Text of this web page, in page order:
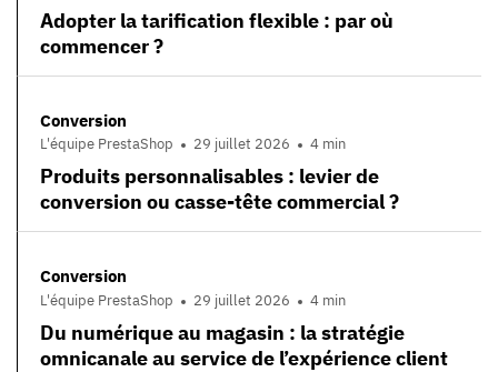
Adopter la tarification flexible : par où
commencer ?
Conversion
L'équipe PrestaShop 29 juillet 2026 4 min
Produits personnalisables : levier de
conversion ou casse-tête commercial ?
Conversion
L'équipe PrestaShop 29 juillet 2026 4 min
Du numérique au magasin : la stratégie
omnicanale au service de l’expérience client